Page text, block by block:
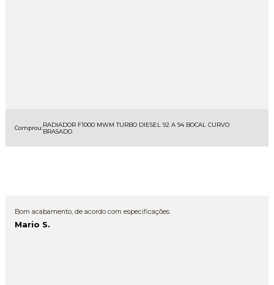
Comprou:RADIADOR F1000 MWM TURBO DIESEL 92 A 94 BOCAL CURVO
BRASADO
Bom acabamento, de acordo com especificações
Mario S.